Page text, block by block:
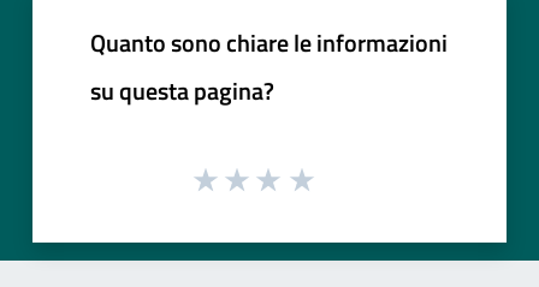
Quanto sono chiare le informazioni
su questa pagina?